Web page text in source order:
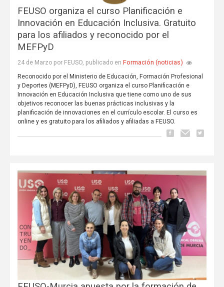
FEUSO organiza el curso Planificación e
Innovación en Educación Inclusiva. Gratuito
para los afiliados y reconocido por el
MEFPyD
24 de Marzo por FEUSO, publicado en Formación (noticias)
Reconocido por el Ministerio de Educación, Formación Profesional
y Deportes (MEFPyD), FEUSO organiza el curso Planificación e
Innovación en Educación Inclusiva que tiene como uno de sus
objetivos reconocer las buenas prácticas inclusivas y la
planificación de innovaciones en el currículo escolar. El curso es
online y es gratuito para los afiliados y afiliadas a FEUSO.